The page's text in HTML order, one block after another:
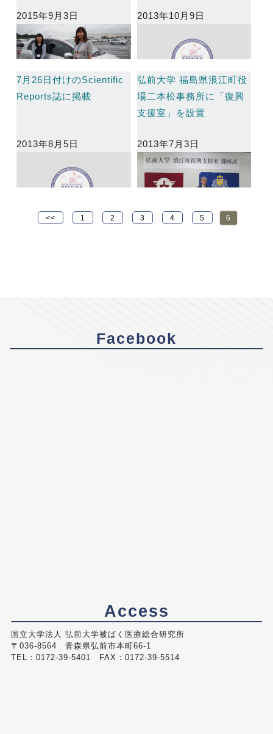
2015年9月3日 2013年10月9日
7月26日付けのScientific
Reports誌に掲載
2013年8月5日
弘前大学 福島県浪江町役
場二本松事務所に「復興
支援室」を設置
2013年7月3日
<< 1 2 3 4 5 6
Facebook
Access
国立大学法人 弘前大学被ばく医療総合研究所
〒036-8564 青森県弘前市本町66-1
TEL：0172-39-5401 FAX：0172-39-5514